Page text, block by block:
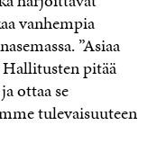
vanhempia
”Asiaa
pitää
ottaa se
tulevaisuuteen